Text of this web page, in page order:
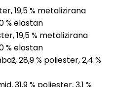
19,5 % metalizirana
% elastan
19,5 % metalizirana
% elastan
28,9 % poliester, 2,4 %
31,9 % poliester, 3,1 %